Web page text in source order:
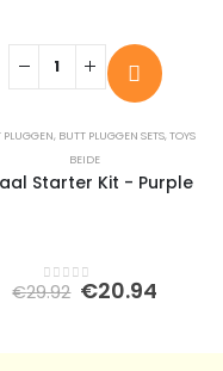
PLUGGEN, BUTT PLUGGEN SETS,TOYS
BEIDE
Starter Kit - Purple
0out of 5
€29.92 €20.94